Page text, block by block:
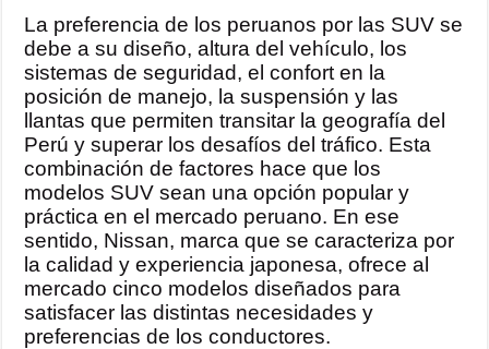
La preferencia de los peruanos por las SUV se
debe a su diseño, altura del vehículo, los
sistemas de seguridad, el confort en la
posición de manejo, la suspensión y las
llantas que permiten transitar la geografía del
Perú y superar los desafíos del tráfico. Esta
combinación de factores hace que los
modelos SUV sean una opción popular y
práctica en el mercado peruano. En ese
sentido, Nissan, marca que se caracteriza por
la calidad y experiencia japonesa, ofrece al
mercado cinco modelos diseñados para
satisfacer las distintas necesidades y
preferencias de los conductores.